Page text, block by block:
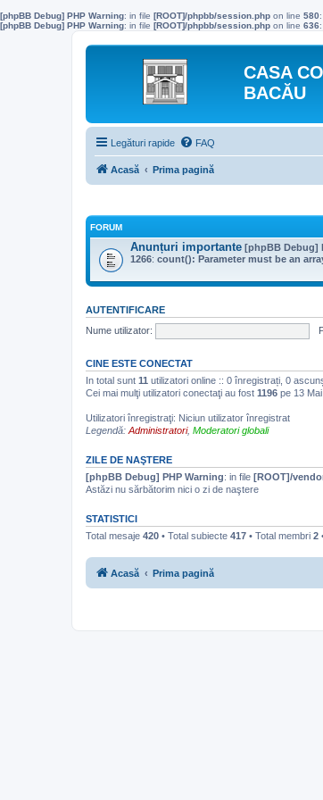
[phpBB Debug] PHP Warning: in file [ROOT]/phpbb/session.php on line 580:
[phpBB Debug] PHP Warning: in file [ROOT]/phpbb/session.php on line 636:
CASA
BACĂU
Legături rapide FAQ
Acasă Prima pagină
FORUM
Anunțuri importante [phpBB Debug]
1266: count(): Parameter must be an
AUTENTIFICARE
Nume utilizator:
CINE ESTE CONECTAT
In total sunt 11 utilizatori online :: 0 înregistrați, 0
Cei mai mulţi utilizatori conectaţi au fost 1196 pe 13
Utilizatori înregistraţi: Niciun utilizator înregistrat
Legendă: Administratori, Moderatori globali
ZILE DE NAŞTERE
[phpBB Debug] PHP Warning: in file [ROOT]/
Astăzi nu sărbătorim nici o zi de naştere
STATISTICI
Total mesaje 420 • Total subiecte 417 • Total membri 2
Acasă Prima pagină